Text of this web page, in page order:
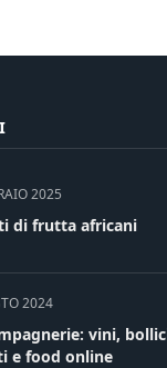
2025
di frutta africani
2024
vini,
e food online